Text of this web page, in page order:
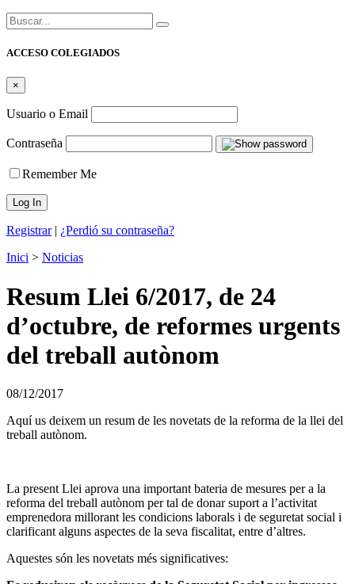
Buscar:
ACCESO COLEGIADOS
×
Usuario o Email
Contraseña
Remember Me
Registrar| ¿Perdió su contraseña?
Inici > Noticias
Resum Llei 6/2017, de 24
d’octubre, de reformes urgents
del treball autònom
08/12/2017
Aquí us deixem un resum de les novetats de la reforma de la llei del
treball autònom.
La present Llei aprova una important bateria de mesures per a la
reforma del treball autònom per tal de donar suport a l’activitat
emprenedora millorant les condicions laborals i de seguretat social i
clarificant alguns aspectes de la seva fiscalitat, entre d’altres.
Aquestes són les novetats més significatives: